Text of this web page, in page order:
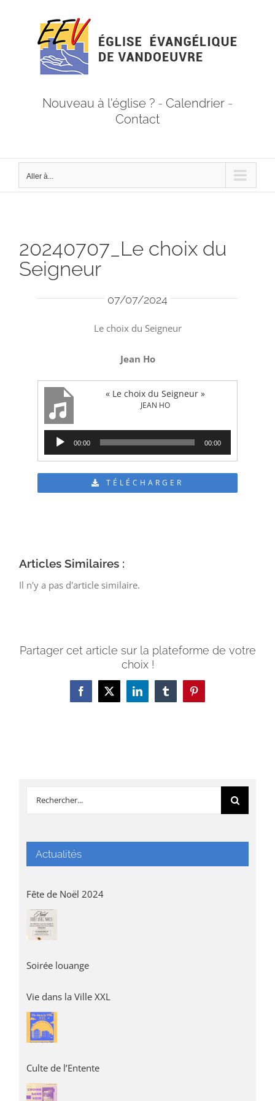
Nouveau à l'église ? - Calendrier -
Contact
Aller à...
20240707_Le choix du
Seigneur
07/07/2024
Le choix du Seigneur
Jean Ho
« Le choix du Seigneur »
JEAN HO
audio
00:00 00:00
TÉLÉCHARGER
Articles Similaires :
Il n'y a pas d'article similaire.
Partager cet article sur la plateforme de votre
choix !
Facebook
X LinkedInTumblrPinterest
Rechercher:
Actualités
Fête de Noël 2024
Soirée louange
Vie dans la Ville XXL
Culte de l’Entente